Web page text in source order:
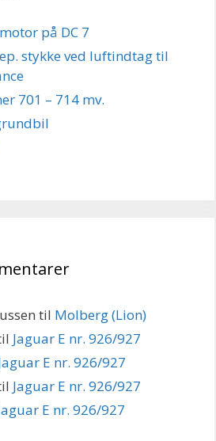
på DC 7
stykke ved luftindtag til
701 – 714 mv.
til Molberg (Lion)
Jaguar E nr. 926/927
E nr. 926/927
Jaguar E nr. 926/927
E nr. 926/927